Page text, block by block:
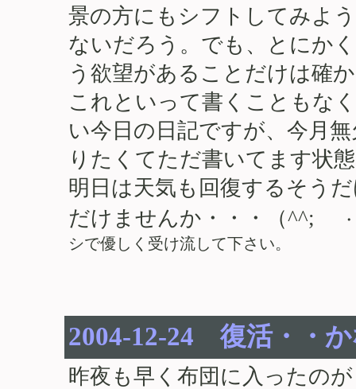
景の方にもシフトしてみよ
ないだろう。でも、とにか
う欲望があることだけは確
これといって書くこともな
い今日の日記ですが、今月
りたくてただ書いてます状
明日は天気も回復するそう
だけませんか・・・（^^;
シで優しく受け流して下さい。
2004-12-24 復活・・
昨夜も早く布団に入ったの